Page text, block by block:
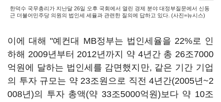
한덕수 국무총리가 지난달 26일 오후 국회에서 열린 경제 분야 대정부질문에서 신동
근 더불어민주당 의원의 법인세 세율과 관련한 질의에 답하고 있다. (사진=뉴시스)
이에 대해 "예컨대 MB정부는 법인세율을 22%로 인
하해 2009년부터 2012년까지 약 4년간 총 26조7000
억원에 달하는 법인세를 감면했지만, 같은 기간 기업
의 투자 규모는 약 23조원으로 직전 4년간(2005년~2
008년)의 투자 총액(약 33조5000억원)보다 약 10조